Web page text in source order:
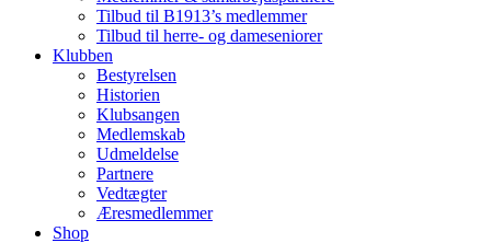
Tilbud til B1913’s medlemmer
Tilbud til herre- og dameseniorer
Klubben
Bestyrelsen
Historien
Klubsangen
Medlemskab
Udmeldelse
Partnere
Vedtægter
Æresmedlemmer
Shop